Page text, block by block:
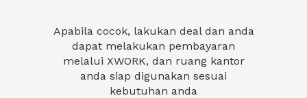
Apabila cocok, lakukan deal dan anda
dapat melakukan pembayaran
melalui XWORK, dan ruang kantor
anda siap digunakan sesuai
kebutuhan anda